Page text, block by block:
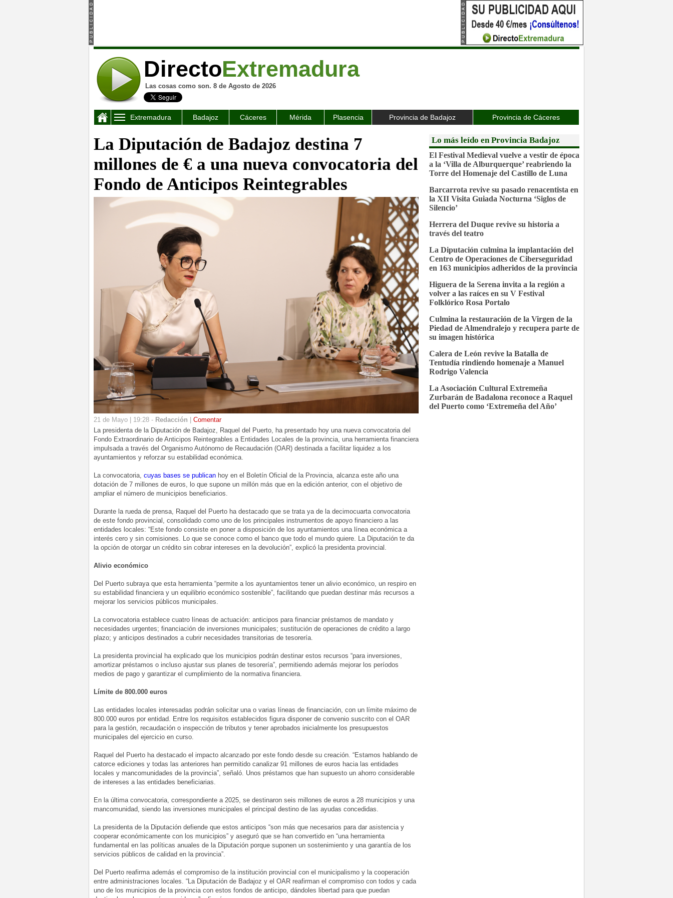
DirectoExtremadura
Las cosas como son. 8 de Agosto de 2026
Extremadura Badajoz Cáceres Mérida Plasencia Provincia de Badajoz Provincia de Cáceres
La Diputación de Badajoz destina 7
millones de € a una nueva convocatoria del
Fondo de Anticipos Reintegrables
21 de Mayo | 19:28 - Redacción
Comentar
La presidenta de la Diputación de Badajoz, Raquel del Puerto, ha presentado hoy una nueva convocatoria del
Fondo Extraordinario de Anticipos Reintegrables a Entidades Locales de la provincia, una herramienta financiera
impulsada a través del Organismo Autónomo de Recaudación (OAR) destinada a facilitar liquidez a los
ayuntamientos y reforzar su estabilidad económica.
La convocatoria, cuyas bases se publican hoy en el Boletín Oficial de la Provincia, alcanza este año una
dotación de 7 millones de euros, lo que supone un millón más que en la edición anterior, con el objetivo de
ampliar el número de municipios beneficiarios.
Durante la rueda de prensa, Raquel del Puerto ha destacado que se trata ya de la decimocuarta convocatoria
de este fondo provincial, consolidado como uno de los principales instrumentos de apoyo financiero a las
entidades locales: “Este fondo consiste en poner a disposición de los ayuntamientos una línea económica a
interés cero y sin comisiones. Lo que se conoce como el banco que todo el mundo quiere. La Diputación te da
la opción de otorgar un crédito sin cobrar intereses en la devolución”, explicó la presidenta provincial.
Alivio económico
Del Puerto subraya que esta herramienta “permite a los ayuntamientos tener un alivio económico, un respiro en
su estabilidad financiera y un equilibrio económico sostenible”, facilitando que puedan destinar más recursos a
mejorar los servicios públicos municipales.
La convocatoria establece cuatro líneas de actuación: anticipos para financiar préstamos de mandato y
necesidades urgentes; financiación de inversiones municipales; sustitución de operaciones de crédito a largo
plazo; y anticipos destinados a cubrir necesidades transitorias de tesorería.
La presidenta provincial ha explicado que los municipios podrán destinar estos recursos “para inversiones,
amortizar préstamos o incluso ajustar sus planes de tesorería”, permitiendo además mejorar los períodos
medios de pago y garantizar el cumplimiento de la normativa financiera.
Límite de 800.000 euros
Las entidades locales interesadas podrán solicitar una o varias líneas de financiación, con un límite máximo de
800.000 euros por entidad. Entre los requisitos establecidos figura disponer de convenio suscrito con el OAR
para la gestión, recaudación o inspección de tributos y tener aprobados inicialmente los presupuestos
municipales del ejercicio en curso.
Raquel del Puerto ha destacado el impacto alcanzado por este fondo desde su creación. “Estamos hablando de
catorce ediciones y todas las anteriores han permitido canalizar 91 millones de euros hacia las entidades
locales y mancomunidades de la provincia”, señaló. Unos préstamos que han supuesto un ahorro considerable
de intereses a las entidades beneficiarias.
En la última convocatoria, correspondiente a 2025, se destinaron seis millones de euros a 28 municipios y una
mancomunidad, siendo las inversiones municipales el principal destino de las ayudas concedidas.
La presidenta de la Diputación defiende que estos anticipos “son más que necesarios para dar asistencia y
cooperar económicamente con los municipios” y aseguró que se han convertido en “una herramienta
fundamental en las políticas anuales de la Diputación porque suponen un sostenimiento y una garantía de los
servicios públicos de calidad en la provincia”.
Del Puerto reafirma además el compromiso de la institución provincial con el municipalismo y la cooperación
entre administraciones locales. “La Diputación de Badajoz y el OAR reafirman el compromiso con todos y cada
uno de los municipios de la provincia con estos fondos de anticipo, dándoles libertad para que puedan
Lo más leído en Provincia Badajoz
El Festival Medieval vuelve a vestir de época
a la ‘Villa de Alburquerque’ reabriendo la
Torre del Homenaje del Castillo de Luna
Barcarrota revive su pasado renacentista en
la XII Visita Guiada Nocturna ‘Siglos de
Silencio’
Herrera del Duque revive su historia a
través del teatro
La Diputación culmina la implantación del
Centro de Operaciones de Ciberseguridad
en 163 municipios adheridos de la provincia
Higuera de la Serena invita a la región a
volver a las raíces en su V Festival
Folklórico Rosa Portalo
Culmina la restauración de la Virgen de la
Piedad de Almendralejo y recupera parte de
su imagen histórica
Calera de León revive la Batalla de
Tentudía rindiendo homenaje a Manuel
Rodrigo Valencia
La Asociación Cultural Extremeña
Zurbarán de Badalona reconoce a Raquel
del Puerto como ‘Extremeña del Año’